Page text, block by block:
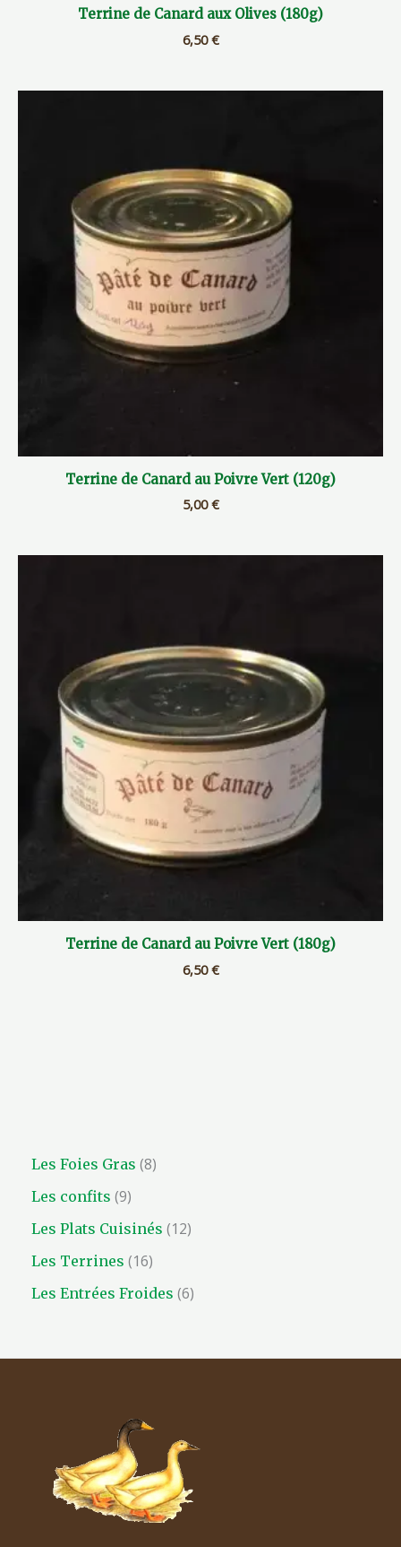
Les Foies Gras 8
Les confits 9
Les Plats Cuisinés 12
Les Terrines 16
Les Entrées Froides 6
Terrine de Canard aux Olives (180g)
6,50€
Terrine de Canard au Poivre Vert (120g)
5,00€
Terrine de Canard au Poivre Vert (180g)
6,50€